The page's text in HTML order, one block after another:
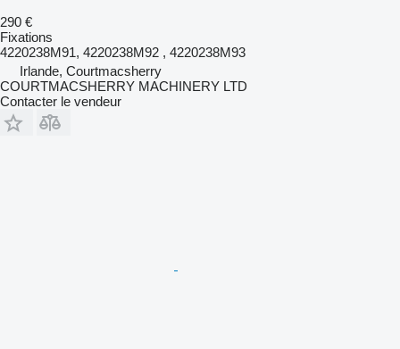
290 €
Fixations
4220238M91, 4220238M92 , 4220238M93
Irlande, Courtmacsherry
COURTMACSHERRY MACHINERY LTD
Contacter le vendeur